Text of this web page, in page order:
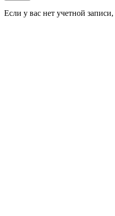
Если у вас нет учетной записи,